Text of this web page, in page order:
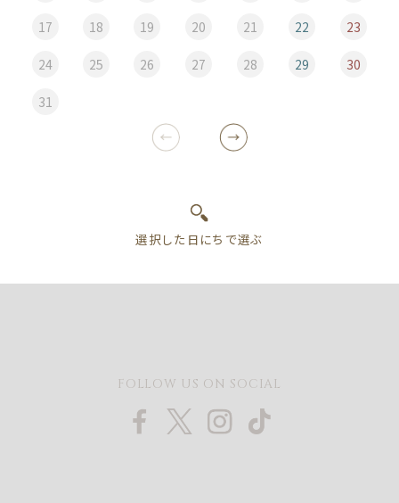
17 18 19 20 21 22 23
24 25 26 27 28 29 30
31
FOLLOW US ON SOCIAL